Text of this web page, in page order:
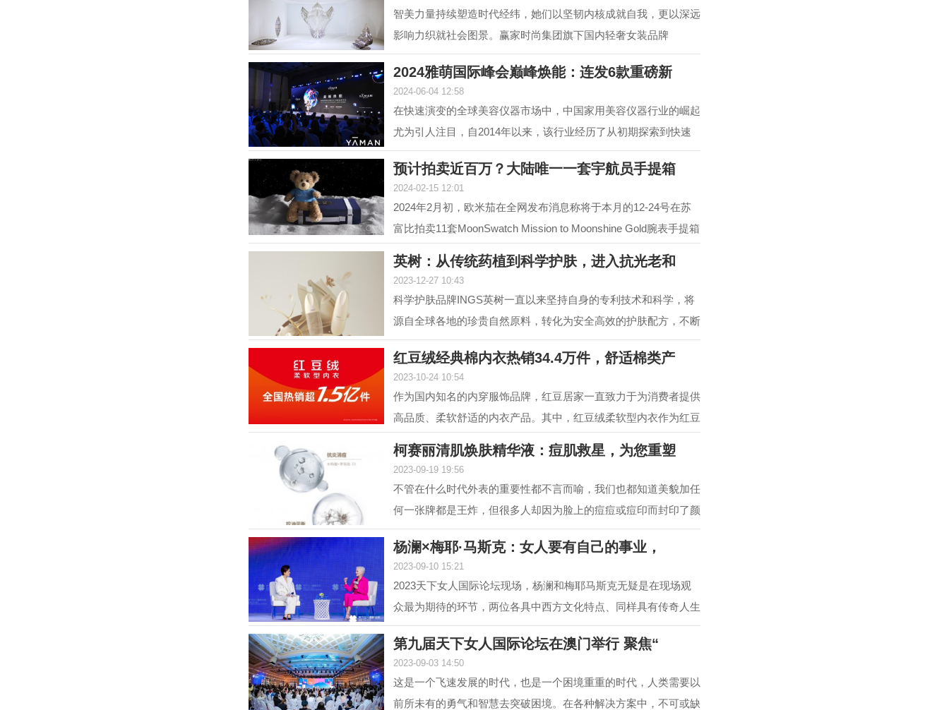
智美力量持续塑造时代经纬，她们以坚韧内核成就自我，更以深远
影响力织就社会图景。赢家时尚集团旗下国内轻奢女装品牌
NEXY.CO（奈蔻）...
2024雅萌国际峰会巅峰焕能：连发6款重磅新
2024-06-04 12:58
在快速演变的全球美容仪器市场中，中国家用美容仪器行业的崛起
尤为引人注目，自2014年以来，该行业经历了从初期探索到快速
增长的转变，...
预计拍卖近百万？大陆唯一一套宇航员手提箱
2024-02-15 12:01
2024年2月初，欧米茄在全网发布消息称将于本月的12-24号在苏
富比拍卖11套MoonSwatch Mission to Moonshine Gold腕表手提箱
英树：从传统药植到科学护肤，进入抗光老和
2023-12-27 10:43
科学护肤品牌INGS英树一直以来坚持自身的专利技术和科学，将
源自全球各地的珍贵自然原料，转化为安全高效的护肤配方，不断
解锁肌肤自身...
红豆绒经典棉内衣热销34.4万件，舒适棉类产
2023-10-24 10:54
作为国内知名的内穿服饰品牌，红豆居家一直致力于为消费者提供
高品质、柔软舒适的内衣产品。其中，红豆绒柔软型内衣作为红豆
柯赛丽清肌焕肤精华液：痘肌救星，为您重塑
2023-09-19 19:56
不管在什么时代外表的重要性都不言而喻，我们也都知道美貌加任
何一张牌都是王炸，但很多人却因为脸上的痘痘或痘印而封印了颜
值，在变美...
杨澜×梅耶·马斯克：女人要有自己的事业，
2023-09-10 15:21
2023天下女人国际论坛现场，杨澜和梅耶马斯克无疑是在现场观
众最为期待的环节，两位各具中西方文化特点、同样具有传奇人生
的优秀女性，...
第九届天下女人国际论坛在澳门举行 聚焦“
2023-09-03 14:50
这是一个飞速发展的时代，也是一个困境重重的时代，人类需要以
前所未有的勇气和智慧去突破困境。在各种解决方案中，不可或缺